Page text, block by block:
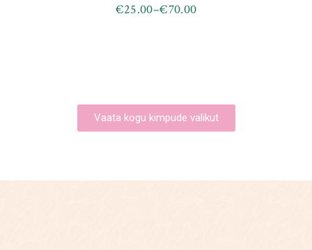
€25.00–€70.00
Vaata kogu kimpude valikut